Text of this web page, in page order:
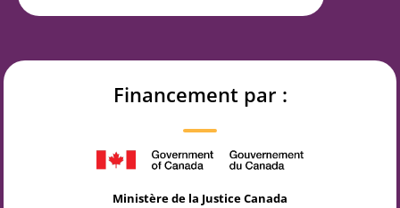
Financement par :
Ministère de la Justice Canada